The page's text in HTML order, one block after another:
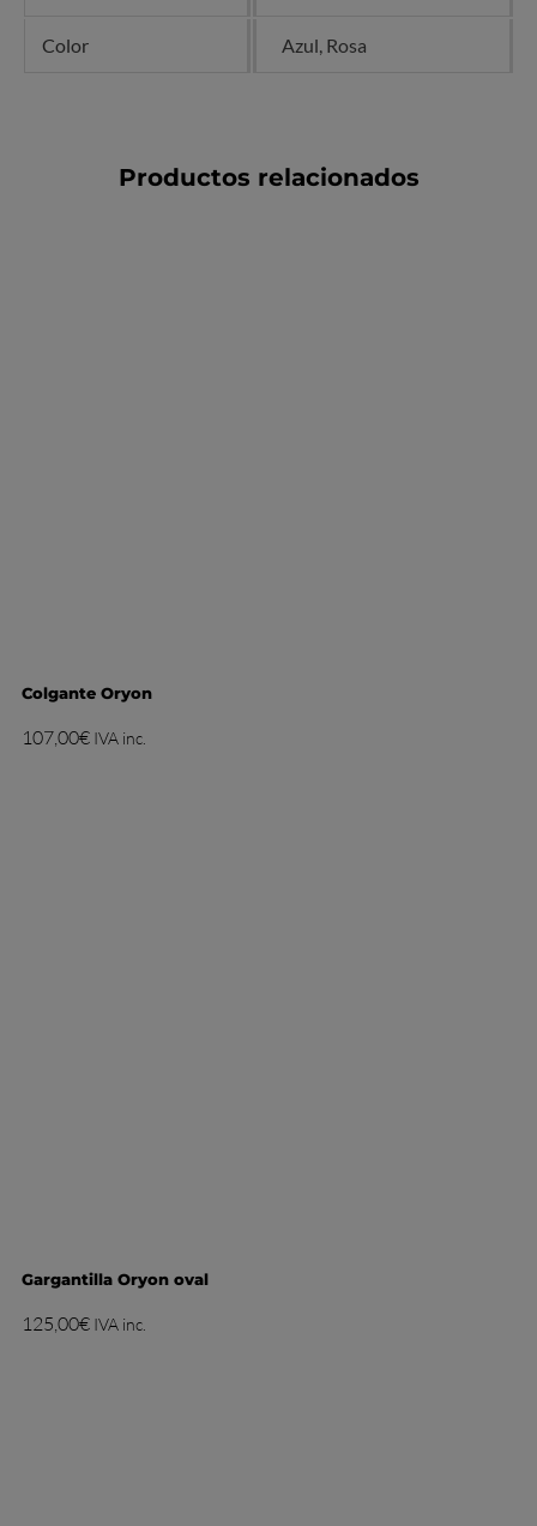
Color Azul, Rosa
Productos relacionados
Colgante Oryon
107,00€ IVA inc.
Gargantilla Oryon oval
125,00€ IVA inc.